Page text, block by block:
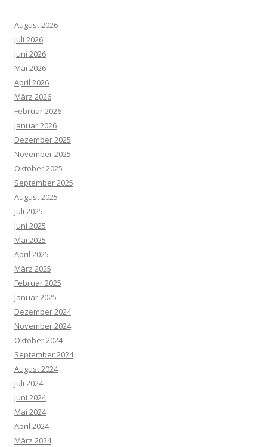
August 2026
Juli 2026
Juni 2026
Mai 2026
April 2026
März 2026
Februar 2026
Januar 2026
Dezember 2025
November 2025
Oktober 2025
September 2025
August 2025
Juli 2025
Juni 2025
Mai 2025
April 2025
März 2025
Februar 2025
Januar 2025
Dezember 2024
November 2024
Oktober 2024
September 2024
August 2024
Juli 2024
Juni 2024
Mai 2024
April 2024
März 2024